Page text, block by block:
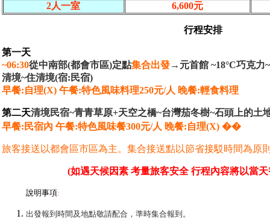
2人一室
6,600元
行程安排
第一天
~06:30從中南部(都會市區)定點集合出發→ 元首館 ~18°C巧克
清境~住清境(宿:民宿)
早餐:自理(X) 午餐:特色風味料理250元/人 晚餐:輕食料理
第二天清境民宿~青青草原+天空之橋~台灣茄冬樹~石頭上的土
早餐:民宿內 午餐:特色風味餐300元/人 晚餐:自理(X) ��
旅客接送以都會區市區為主。集合接送點以節省接駁時間為原
(如遇天候因素 考量旅客安全 行程內容將以當
說明事項:
出發報到時間及地點敬請配合，準時集合報到。